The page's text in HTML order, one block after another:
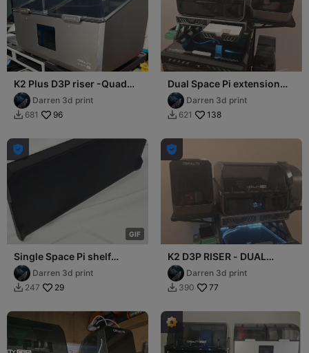
K2 Plus D3P riser -Quad
Space Pi shelf extension
Darren 3d print
 681 96
Dual Space Pi extension
shelf for the K2 PRO D3P
riserDarren 3d print
 621 138
GIF

Single Space Pi shelf
extension for K1 Max D3P
riserDarren 3d print
 247 29

K2 D3P RISER - DUAL
SPACE PI SHELVES
Darren 3d print
 390 77